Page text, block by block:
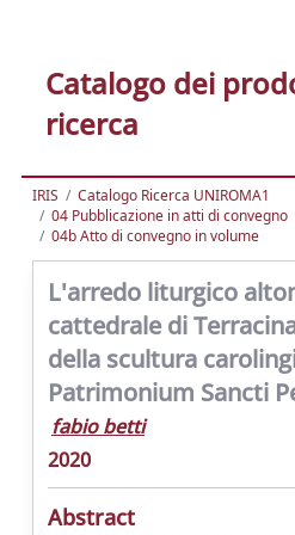
Catalogo dei
ricerca
IRIS
Catalogo Ricerca UNIROMA1
04 Pubblicazione in atti di convegno
04b Atto di convegno in volume
L'arredo liturgico
cattedrale di
della scultura
Patrimonium Sancti
fabio betti
2020
Abstract